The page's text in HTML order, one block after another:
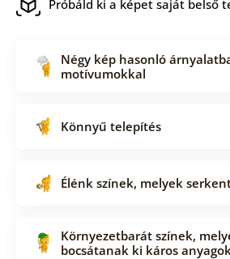
Próbáld ki a képet saját belső
Négy kép hasonló
motívumokkal
Könnyű telepítés
Élénk színek, melyek
Környezetbarát színek,
bocsátanak ki káros